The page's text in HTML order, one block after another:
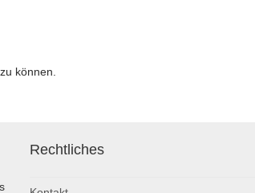
können.
Rechtliches